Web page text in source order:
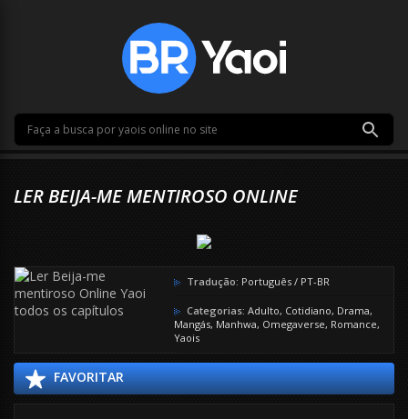
LER BEIJA-ME MENTIROSO ONLINE
Tradução: Português / PT-BR
Categorias: Adulto, Cotidiano, Drama,
Mangás, Manhwa, Omegaverse, Romance,
Yaois
FAVORITAR